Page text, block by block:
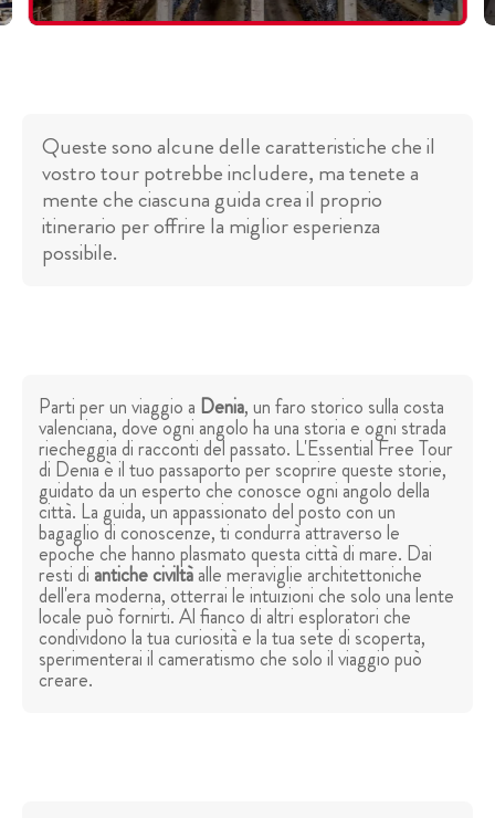
Queste sono alcune delle caratteristiche che il
vostro tour potrebbe includere, ma tenete a
mente che ciascuna guida crea il proprio
itinerario per offrire la miglior esperienza
possibile.
Parti per un viaggio a Denia, un faro storico sulla costa
valenciana, dove ogni angolo ha una storia e ogni strada
riecheggia di racconti del passato. L'Essential Free Tour
di Denia è il tuo passaporto per scoprire queste storie,
guidato da un esperto che conosce ogni angolo della
città. La guida, un appassionato del posto con un
bagaglio di conoscenze, ti condurrà attraverso le
epoche che hanno plasmato questa città di mare. Dai
resti di antiche civiltàalle meraviglie architettoniche
dell'era moderna, otterrai le intuizioni che solo una lente
locale può fornirti. Al fianco di altri esploratori che
condividono la tua curiosità e la tua sete di scoperta,
sperimenterai il cameratismo che solo il viaggio può
creare.